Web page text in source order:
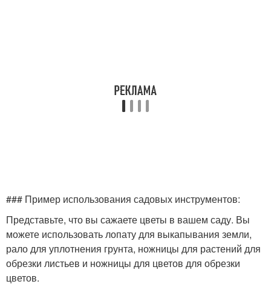
### Пример использования садовых инструментов:
Представьте, что вы сажаете цветы в вашем саду. Вы
можете использовать лопату для выкапывания земли,
рало для уплотнения грунта, ножницы для растений для
обрезки листьев и ножницы для цветов для обрезки
цветов.